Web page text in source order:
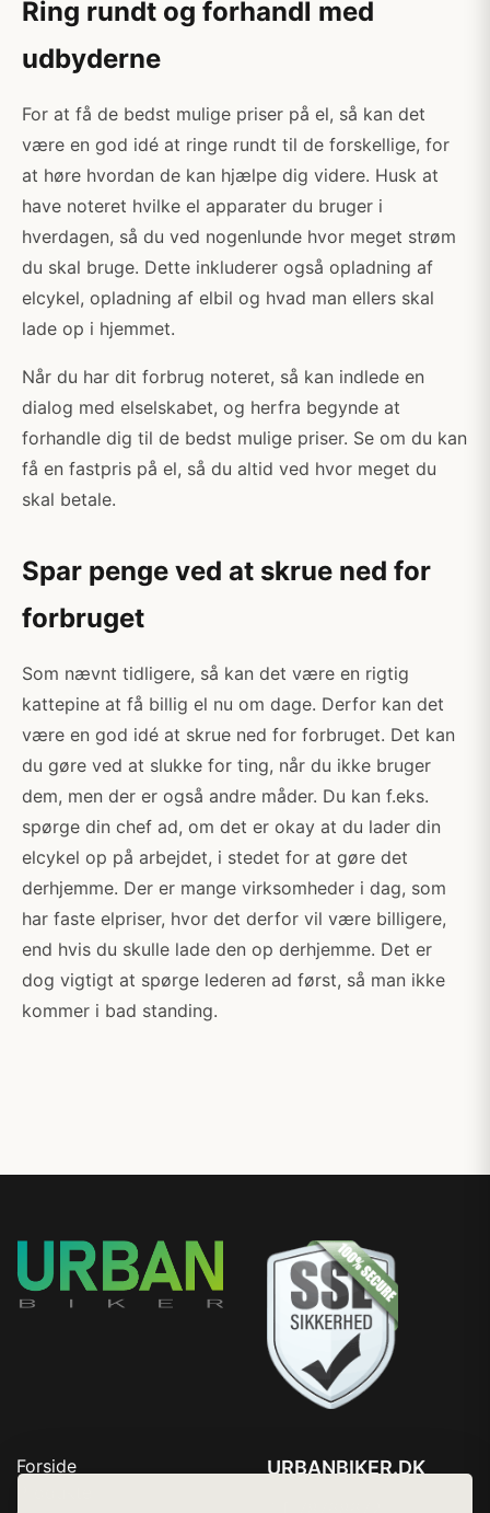
Ring rundt og forhandl med
udbyderne
For at få de bedst mulige priser på el, så kan det
være en god idé at ringe rundt til de forskellige, for
at høre hvordan de kan hjælpe dig videre. Husk at
have noteret hvilke el apparater du bruger i
hverdagen, så du ved nogenlunde hvor meget strøm
du skal bruge. Dette inkluderer også opladning af
elcykel, opladning af elbil og hvad man ellers skal
lade op i hjemmet.
Når du har dit forbrug noteret, så kan indlede en
dialog med elselskabet, og herfra begynde at
forhandle dig til de bedst mulige priser. Se om du kan
få en fastpris på el, så du altid ved hvor meget du
skal betale.
Spar penge ved at skrue ned for
forbruget
Som nævnt tidligere, så kan det være en rigtig
kattepine at få billig el nu om dage. Derfor kan det
være en god idé at skrue ned for forbruget. Det kan
du gøre ved at slukke for ting, når du ikke bruger
dem, men der er også andre måder. Du kan f.eks.
spørge din chef ad, om det er okay at du lader din
elcykel op på arbejdet, i stedet for at gøre det
derhjemme. Der er mange virksomheder i dag, som
har faste elpriser, hvor det derfor vil være billigere,
end hvis du skulle lade den op derhjemme. Det er
dog vigtigt at spørge lederen ad først, så man ikke
kommer i bad standing.
Forside
URBANBIKER.DK